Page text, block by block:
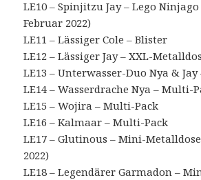
LE10 – Spinjitzu Jay – Lego
Februar 2022)
LE11 – Lässiger Cole – Blister
LE12 – Lässiger Jay – XXL-
LE13 – Unterwasser-Duo Nya &
LE14 – Wasserdrache Nya – Multi-
LE15 – Wojira – Multi-Pack
LE16 – Kalmaar – Multi-Pack
LE17 – Glutinous – Mini-
2022)
LE18 – Legendärer Garmadon –